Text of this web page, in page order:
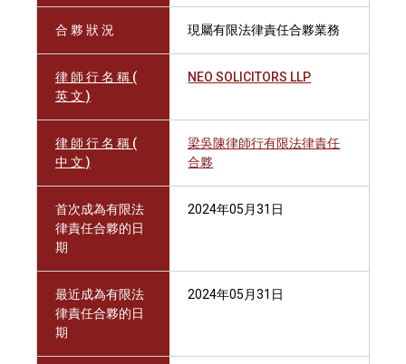
合 夥 狀 況 現屬有限法律責任合夥業務
律 師 行 名 稱 (
英 文 )
NEO SOLICITORS LLP
律 師 行 名 稱 (
中 文 )
梁吳陳律師行有限法律責任
合夥
首次成為有限法
律責任合夥的日
期
2024年05月31日
最近成為有限法
律責任合夥的日
期
2024年05月31日